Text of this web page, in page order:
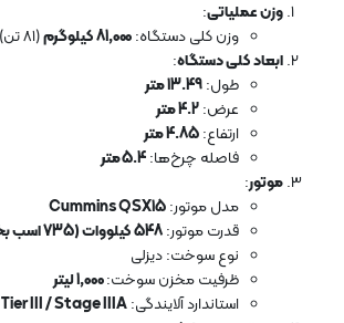
وزن عملیاتی:
وزن کلی دستگاه:81,000 کیلوگرم
(81 تن).
ابعاد کلی دستگاه:
طول:13.49 متر
عرض:4.2 متر
ارتفاع:4.85 متر
فاصله چرخ‌ها:5.4 متر
موتور:
مدل موتور:Cummins QSX15
قدرت موتور:548 کیلووات (735 اسب بخار)
نوع سوخت: دیزلی
ظرفیت مخزن سوخت:1,000 لیتر
استاندارد آلایندگی:Tier III / Stage IIIA